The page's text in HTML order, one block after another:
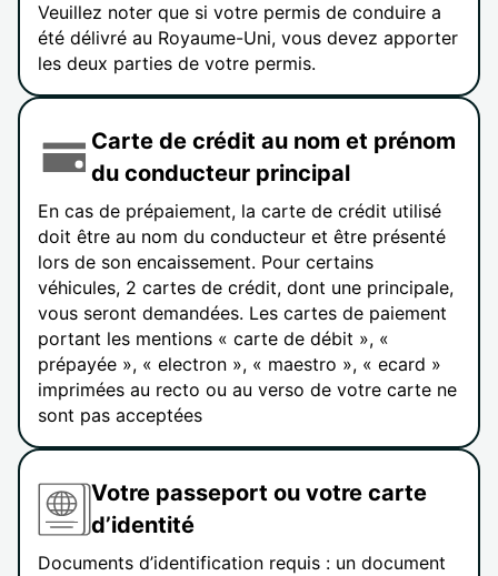
Veuillez noter que si votre permis de conduire a
été délivré au Royaume-Uni, vous devez apporter
les deux parties de votre permis.
Carte de crédit au nom et prénom
du conducteur principal
En cas de prépaiement, la carte de crédit utilisé
doit être au nom du conducteur et être présenté
lors de son encaissement. Pour certains
véhicules, 2 cartes de crédit, dont une principale,
vous seront demandées. Les cartes de paiement
portant les mentions « carte de débit », «
prépayée », « electron », « maestro », « ecard »
imprimées au recto ou au verso de votre carte ne
sont pas acceptées
Votre passeport ou votre carte
d’identité
Documents d’identification requis : un document